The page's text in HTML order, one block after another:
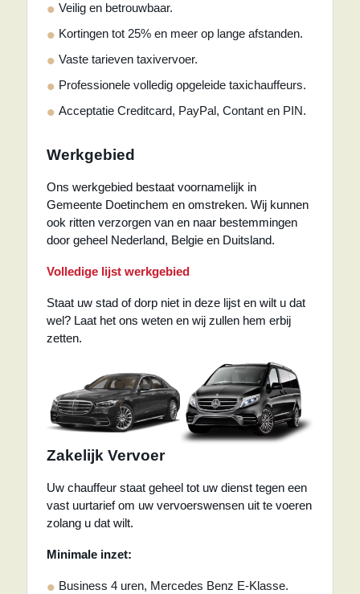
Veilig en betrouwbaar.
Kortingen tot 25% en meer op lange afstanden.
Vaste tarieven taxivervoer.
Professionele volledig opgeleide taxichauffeurs.
Acceptatie Creditcard, PayPal, Contant en PIN.
Werkgebied
Ons werkgebied bestaat voornamelijk in
Gemeente Doetinchem en omstreken. Wij kunnen
ook ritten verzorgen van en naar bestemmingen
door geheel Nederland, Belgie en Duitsland.
Volledige lijst werkgebied
Staat uw stad of dorp niet in deze lijst en wilt u dat
wel? Laat het ons weten en wij zullen hem erbij
zetten.
Zakelijk Vervoer
Uw chauffeur staat geheel tot uw dienst tegen een
vast uurtarief om uw vervoerswensen uit te voeren
zolang u dat wilt.
Minimale inzet:
Business 4 uren, Mercedes Benz E-Klasse.